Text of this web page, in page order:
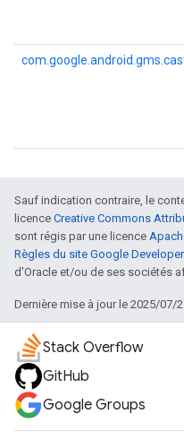
Sauf indication contraire, le
licence Creative Commons
sont régis par une licence
Règles du site Google
d'Oracle et/ou de ses sociétés
Dernière mise à jour le 2025/07/
Stack Overflow
GitHub
Google Groups